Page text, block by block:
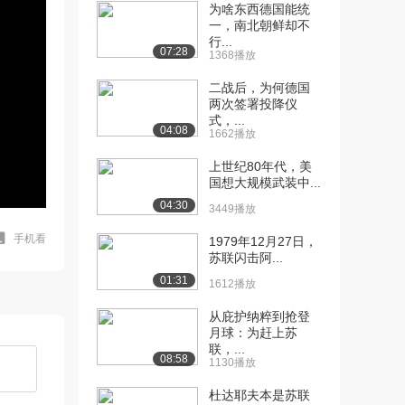
手机看
07:28
为啥东西德国能统
一，南北朝鲜却不
行...
1368播放
04:08
二战后，为何德国
两次签署投降仪
式，...
1662播放
04:30
上世纪80年代，美
国想大规模武装中...
3449播放
01:31
1979年12月27日，
苏联闪击阿...
1612播放
08:58
从庇护纳粹到抢登
月球：为赶上苏
联，...
1130播放
杜达耶夫本是苏联